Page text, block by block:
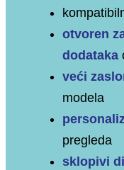
otvoren
dodataka
veći
modela
pregleda
sklopivi